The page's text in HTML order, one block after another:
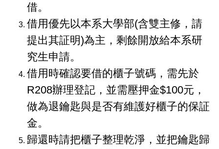
借。
借用優先以本系大學部(含雙主修，請
提出其証明)為主，剩餘開放給本系研
究生申請。
借用時確認要借的櫃子號碼，需先於
R208辦理登記，並需壓押金$100元，
做為退鑰匙與是否有維護好櫃子的保証
金。
歸還時請把櫃子整理乾淨，並把鑰匙歸